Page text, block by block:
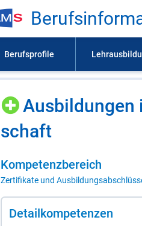
schaft
Kom­pe­tenz­be­reich
Zertifikate und
De­tail­kom­pe­ten­zen